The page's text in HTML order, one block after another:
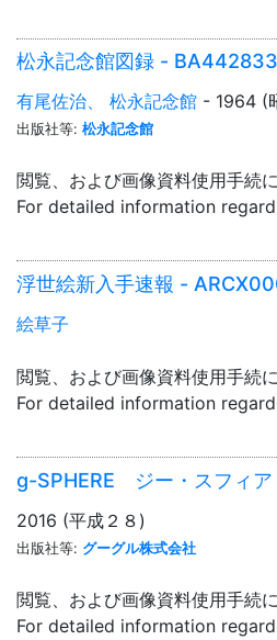
松永記念館図録 -
有尾佐治、 松永記念館 - 1964 (
出版社等: 松永記念館
閲覧、および画像資料使用手続
For detailed information
浮世絵新入手速報 -
絵草子
閲覧、および画像資料使用手続
For detailed information
g-SPHERE ジー・スフィ
2016 (平成２８)
出版社等: グーグル株式会社
閲覧、および画像資料使用手続
For detailed information